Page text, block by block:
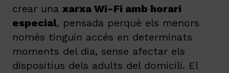
crear una xarxa Wi-Fi amb horari
especial, pensada perquè els menors
només tinguin accés en determinats
moments del dia, sense afectar els
dispositius dels adults del domicili. El